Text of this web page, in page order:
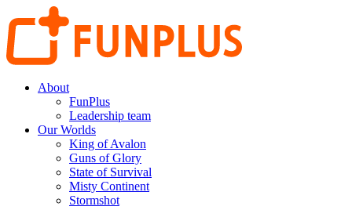
About
FunPlus
Leadership team
Our Worlds
King of Avalon
Guns of Glory
State of Survival
Misty Continent
Stormshot